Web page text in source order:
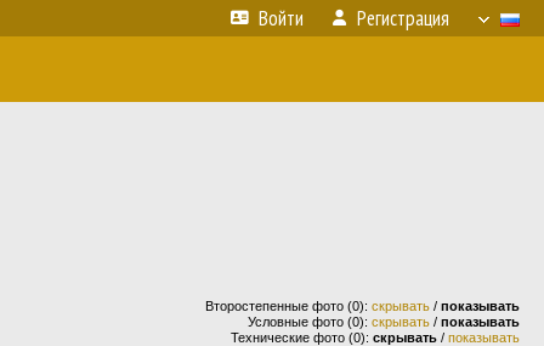
Войти Регистрация
Второстепенные фото (0): скрывать / показывать
Условные фото (0): скрывать / показывать
Технические фото (0): скрывать / показывать